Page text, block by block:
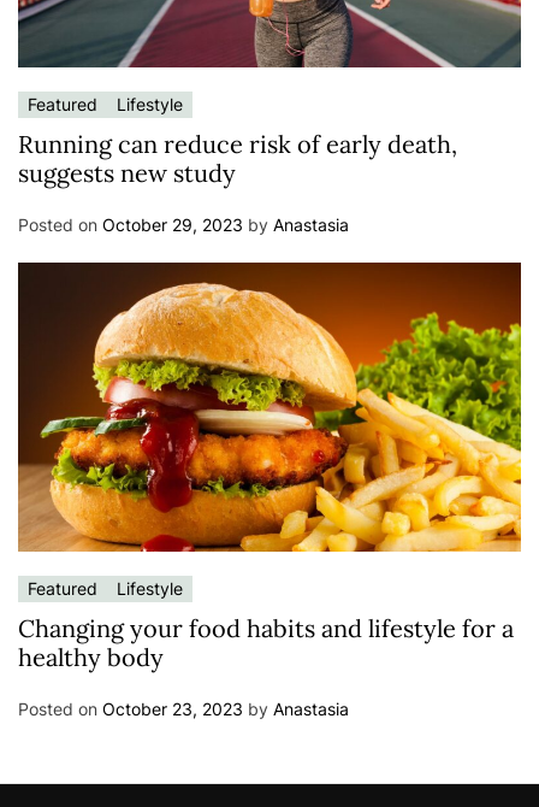
Featured Lifestyle
Running can reduce risk of early death,
suggests new study
Posted on October 29, 2023 by Anastasia
Featured Lifestyle
Changing your food habits and lifestyle for a
healthy body
Posted on October 23, 2023 by Anastasia